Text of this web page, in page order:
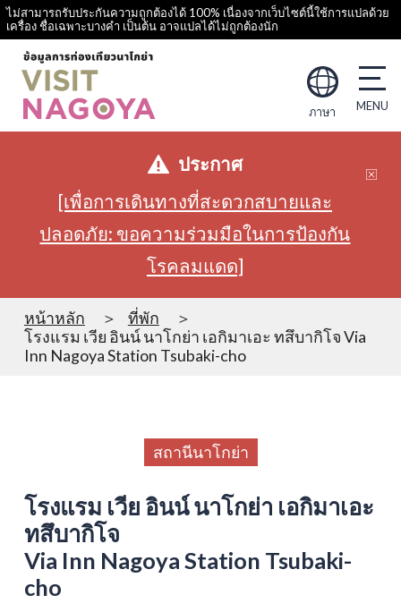
ไม่สามารถรับประกันความถูกต้องได้ 100% เนื่องจากเว็บไซต์นี้ใช้การแปลด้วย
เครื่อง ชื่อเฉพาะบางคำ เป็นต้น อาจแปลได้ไม่ถูกต้องนัก
ภาษา
ประกาศ
[เพื่อการเดินทางที่สะดวกสบายและ
ปลอดภัย: ขอความร่วมมือในการป้องกัน
โรคลมแดด]
หน้าหลัก
ที่พัก
โรงแรม เวีย อินน์ นาโกย่า เอกิมาเอะ ทสึบากิโจ Via
Inn Nagoya Station Tsubaki-cho
สถานีนาโกย่า
โรงแรม เวีย อินน์ นาโกย่า เอกิมาเอะ
ทสึบากิโจ
Via Inn Nagoya Station Tsubaki-
cho